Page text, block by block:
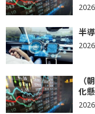
半
（
化